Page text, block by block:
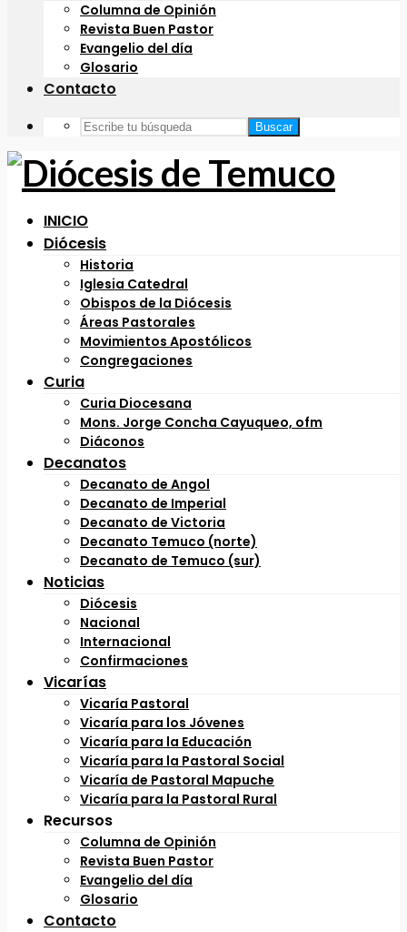
Columna de Opinión
Revista Buen Pastor
Evangelio del día
Glosario
Contacto
Buscar
INICIO
Diócesis
Historia
Iglesia Catedral
Obispos de la Diócesis
Áreas Pastorales
Movimientos Apostólicos
Congregaciones
Curia
Curia Diocesana
Mons. Jorge Concha Cayuqueo, ofm
Diáconos
Decanatos
Decanato de Angol
Decanato de Imperial
Decanato de Victoria
Decanato Temuco (norte)
Decanato de Temuco (sur)
Noticias
Diócesis
Nacional
Internacional
Confirmaciones
Vicarías
Vicaría Pastoral
Vicaría para los Jóvenes
Vicaría para la Educación
Vicaría para la Pastoral Social
Vicaría de Pastoral Mapuche
Vicaría para la Pastoral Rural
Recursos
Columna de Opinión
Revista Buen Pastor
Evangelio del día
Glosario
Contacto